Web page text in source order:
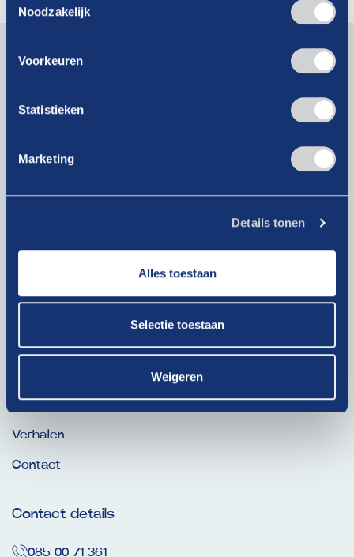
Noodzakelijk
Voorkeuren
Statistieken
Marketing
Details tonen
Alles toestaan
Selectie toestaan
Weigeren
mailadres
Krijg als lid toegang tot exclusieve artikelen!
Bij het klikken op ‘Verzenden’ ga je akkoord met ons
Ga snel naar
Dit is onze Drive
Nieuws
Verhalen
Contact
Contact details
085 00 71 361